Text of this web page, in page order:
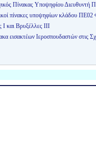
Πίνακας Υποψηφίου
πίνακες υποψηφίων κλάδου
και Βρυξέλλες ΙΙΙ
εισακτέων Ιεροσπουδαστών